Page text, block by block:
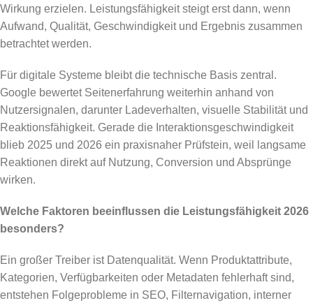
Wirkung erzielen. Leistungsfähigkeit steigt erst dann, wenn
Aufwand, Qualität, Geschwindigkeit und Ergebnis zusammen
betrachtet werden.
Für digitale Systeme bleibt die technische Basis zentral.
Google bewertet Seitenerfahrung weiterhin anhand von
Nutzersignalen, darunter Ladeverhalten, visuelle Stabilität und
Reaktionsfähigkeit. Gerade die Interaktionsgeschwindigkeit
blieb 2025 und 2026 ein praxisnaher Prüfstein, weil langsame
Reaktionen direkt auf Nutzung, Conversion und Absprünge
wirken.
Welche Faktoren beeinflussen die Leistungsfähigkeit 2026
besonders?
Ein großer Treiber ist Datenqualität. Wenn Produktattribute,
Kategorien, Verfügbarkeiten oder Metadaten fehlerhaft sind,
entstehen Folgeprobleme in SEO, Filternavigation, interner